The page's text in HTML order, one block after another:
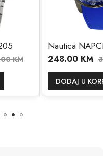
Nautica NAPCLF003
248.00 KM 310.00
DODAJ U KORPU